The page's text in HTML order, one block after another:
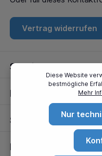
Partner
Standorte
Vertrag widerrufen
Service
Informationen
Diese Website
bestmögliche
Mehr
Nur